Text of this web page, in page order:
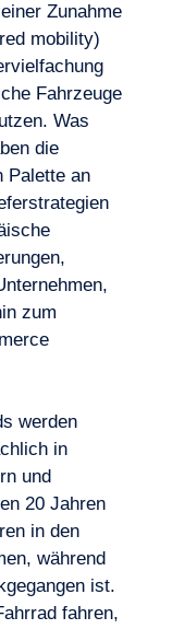
Zunahme
mobility)
Fahrzeuge
Was
die
Palette an
zum
werden
in
und
20 Jahren
in den
während
ist.
fahren,